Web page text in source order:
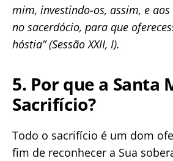
mim, investindo-os, assim, e aos
no sacerdócio, para que
hóstia” (Sessão XXII, I).
5. Por que a Santa
Sacrifício?
Todo o sacrifício é um dom
fim de reconhecer a Sua